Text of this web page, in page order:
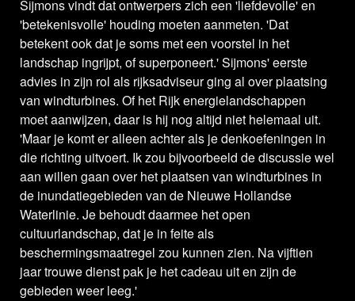
Sijmons vindt dat ontwerpers zich een 'liefdevolle' en
'betekenisvolle' houding moeten aanmeten. 'Dat
betekent ook dat je soms met een voorstel in het
landschap ingrijpt, of superponeert.' Sijmons' eerste
advies in zijn rol als rijksadviseur ging al over plaatsing
van windturbines. Of het Rijk energielandschappen
moet aanwijzen, daar is hij nog altijd niet helemaal uit.
'Maar je komt er alleen achter als je denkoefeningen in
die richting uitvoert. Ik zou bijvoorbeeld de discussie wel
aan willen gaan over het plaatsen van windturbines in
de inundatiegebieden van de Nieuwe Hollandse
Waterlinie. Je behoudt daarmee het open
cultuurlandschap, dat je in feite als
beschermingsmaatregel zou kunnen zien. Na vijftien
jaar trouwe dienst pak je het cadeau uit en zijn de
gebieden weer leeg.'